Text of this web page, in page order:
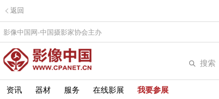
返回
影像中国网-中国摄影家协会主办
搜索
资讯 器材 服务 在线影展 我要参展